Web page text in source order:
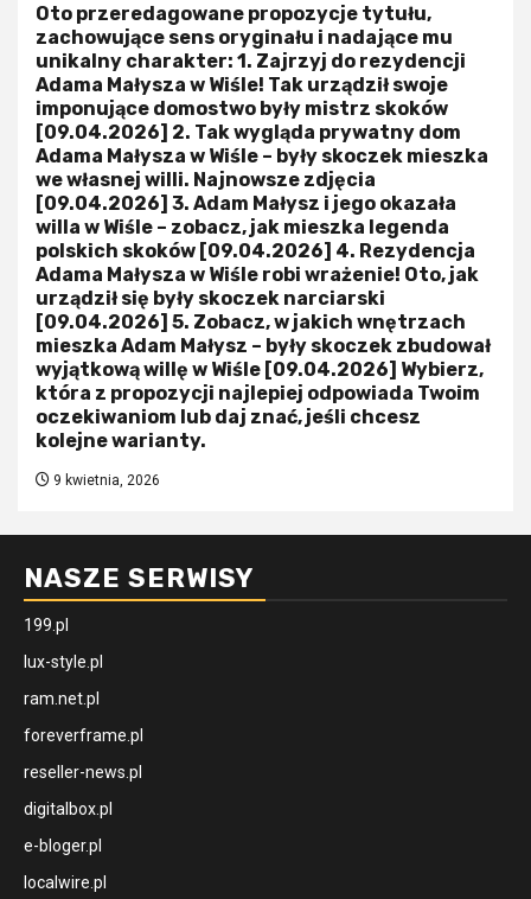
Oto przeredagowane propozycje tytułu,
zachowujące sens oryginału i nadające mu
unikalny charakter: 1. Zajrzyj do rezydencji
Adama Małysza w Wiśle! Tak urządził swoje
imponujące domostwo były mistrz skoków
[09.04.2026] 2. Tak wygląda prywatny dom
Adama Małysza w Wiśle – były skoczek mieszka
we własnej willi. Najnowsze zdjęcia
[09.04.2026] 3. Adam Małysz i jego okazała
willa w Wiśle – zobacz, jak mieszka legenda
polskich skoków [09.04.2026] 4. Rezydencja
Adama Małysza w Wiśle robi wrażenie! Oto, jak
urządził się były skoczek narciarski
[09.04.2026] 5. Zobacz, w jakich wnętrzach
mieszka Adam Małysz – były skoczek zbudował
wyjątkową willę w Wiśle [09.04.2026] Wybierz,
która z propozycji najlepiej odpowiada Twoim
oczekiwaniom lub daj znać, jeśli chcesz
kolejne warianty.
9 kwietnia, 2026
NASZE SERWISY
199.pl
lux-style.pl
ram.net.pl
foreverframe.pl
reseller-news.pl
digitalbox.pl
e-bloger.pl
localwire.pl